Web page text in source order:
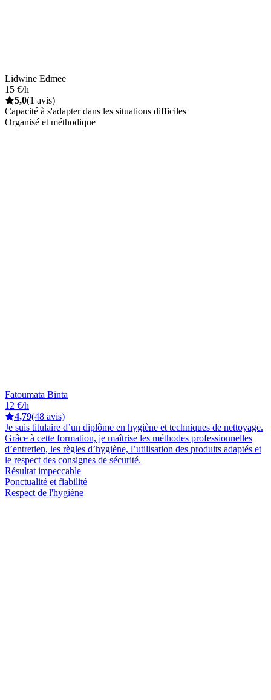
Lidwine Edmee
15 €/h
5,0(1 avis)
Capacité à s'adapter dans les situations difficiles
Organisé et méthodique
Fatoumata Binta
12 €/h
4,79(48 avis)
Je suis titulaire d’un diplôme en hygiène et techniques de nettoyage.
Grâce à cette formation, je maîtrise les méthodes professionnelles
d’entretien, les règles d’hygiène, l’utilisation des produits adaptés et
le respect des consignes de sécurité.
Résultat impeccable
Ponctualité et fiabilité
Respect de l'hygiène